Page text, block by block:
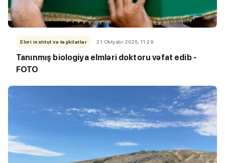
Elmi institut və təşkilatlar 21 Oktyabr 2025, 11:29
Tanınmış biologiya elmləri doktoru vəfat edib -
FOTO